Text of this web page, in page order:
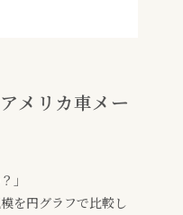
メリカ車メー
」
を円グラフで比較し